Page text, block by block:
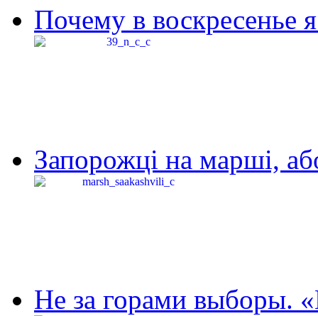
Почему в воскресенье
Запорожці на марші,
Не за горами выборы.